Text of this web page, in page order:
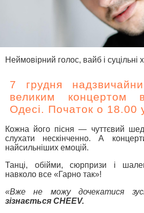
Неймовірний голос, вайб і суцільні
7 грудня
великим концертом
Одесі. Початок о 18.00
Кожна його пісня — чуттєвий
слухати нескінченно. А
найсильніших емоцій.
Танці, обійми, сюрпризи і
навколо все «Гарно так»!
«Вже не можу дочекатися
зізнається CHEEV.